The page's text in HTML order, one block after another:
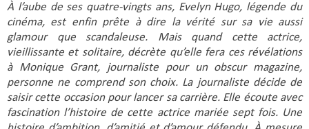
À l’aube de ses quatre-vingts ans, Evelyn Hugo, légende du
cinéma, est enfin prête à dire la vérité sur sa vie aussi
glamour que scandaleuse. Mais quand cette actrice,
vieillissante et solitaire, décrète qu’elle fera ces révélations
à Monique Grant, journaliste pour un obscur magazine,
personne ne comprend son choix. La journaliste décide de
saisir cette occasion pour lancer sa carrière. Elle écoute avec
fascination l’histoire de cette actrice mariée sept fois. Une